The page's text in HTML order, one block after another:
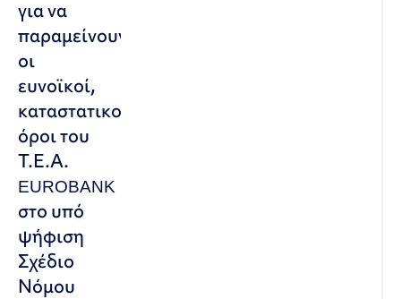
για να
παραμείνουν
οι
ευνοϊκοί,
καταστατικοί
όροι του
Τ.Ε.Α.
EUROBANK
στο υπό
ψήφιση
Σχέδιο
Νόμου